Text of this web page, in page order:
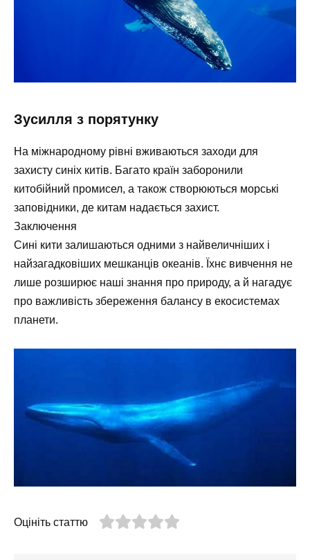
Зусилля з порятунку
На міжнародному рівні вживаються заходи для
захисту синіх китів. Багато країн заборонили
китобійний промисел, а також створюються морські
заповідники, де китам надається захист.
Заключення
Сині кити залишаються одними з найвеличніших і
найзагадковіших мешканців океанів. Їхнє вивчення не
лише розширює наші знання про природу, а й нагадує
про важливість збереження балансу в екосистемах
планети.
Оцініть статтю